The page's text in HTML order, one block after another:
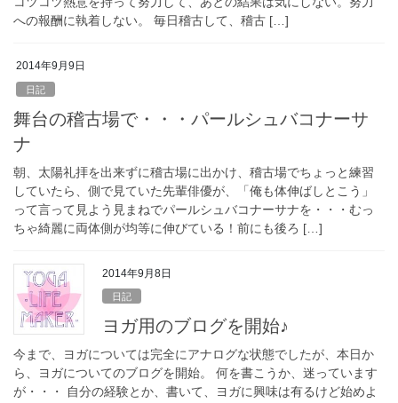
への報酬に執着しない。 毎日稽古して、稽古 […]
2014年9月9日
日記
舞台の稽古場で・・・パールシュバコナーサ
ナ
朝、太陽礼拝を出来ずに稽古場に出かけ、稽古場でちょっと練習
していたら、側で見ていた先輩俳優が、「俺も体伸ばしとこう」
って言って見よう見まねでパールシュバコナーサナを・・・むっ
ちゃ綺麗に両体側が均等に伸びている！前にも後ろ […]
2014年9月8日
日記
ヨガ用のブログを開始♪
今まで、ヨガについては完全にアナログな状態でしたが、本日か
ら、ヨガについてのブログを開始。 何を書こうか、迷っています
が・・・ 自分の経験とか、書いて、ヨガに興味は有るけど始めよ